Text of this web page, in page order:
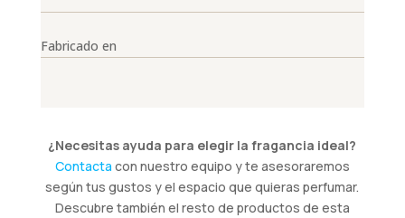
Fabricado en
¿Necesitas ayuda para elegir la fragancia ideal?
Contacta con nuestro equipo y te asesoraremos
según tus gustos y el espacio que quieras perfumar.
Descubre también el resto de productos de esta